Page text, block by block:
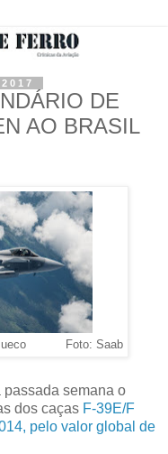
DE
AO BRASIL
E sueco Foto: Saab
semana o
dos caças F-39E/F
pelo valor global de